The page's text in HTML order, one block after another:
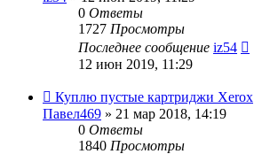
0 Ответы
1727 Просмотры
Последнее сообщение iz54
12 июн 2019, 11:29
Куплю пустые картриджи Xerox
Павел469 » 21 мар 2018, 14:19
0 Ответы
1840 Просмотры